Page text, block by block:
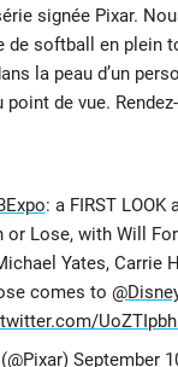
signée Pixar.
de softball en plein
la peau d’un
point de vue.
: a FIRST LOOK
or Lose, with Will
Yates, Carrie
comes to
September